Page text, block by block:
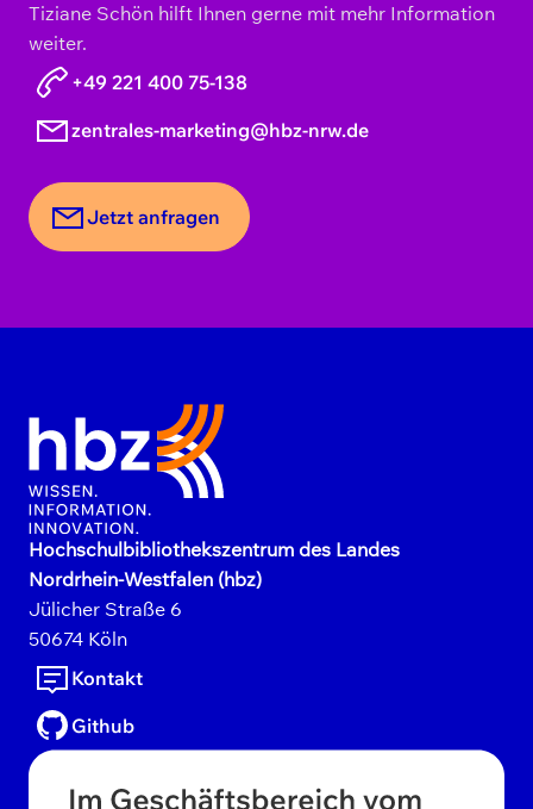
Tiziane Schön hilft Ihnen gerne mit mehr Information
weiter.
+49 221 400 75-138
zentrales-marketing@hbz-nrw.de
Jetzt anfragen
Hochschulbibliothekszentrum des Landes
Nordrhein-Westfalen (hbz)
Jülicher Straße 6
50674 Köln
Kontakt
Github